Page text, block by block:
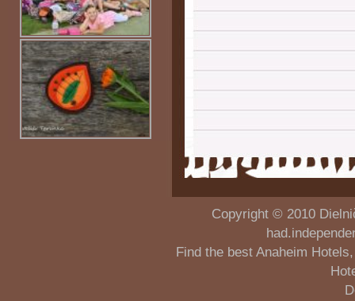
Copyright © 2010
Find the best Anaheim Hotels